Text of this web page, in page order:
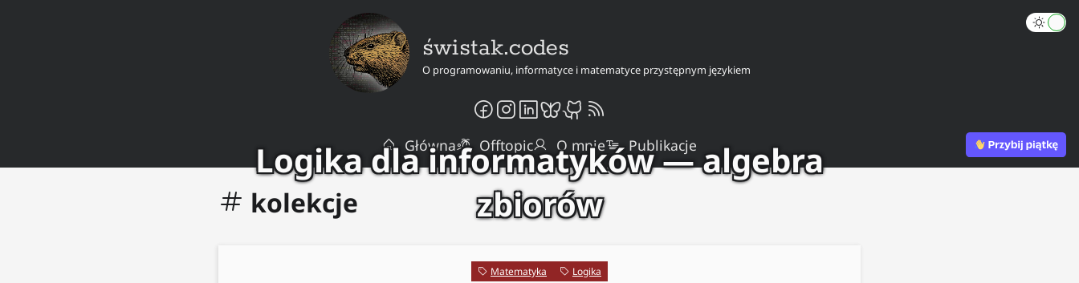
świstak.codes
O programowaniu, informatyce i matematyce przystępnym językiem
Główna Offtopic O mnie Publikacje
kolekcje
Logika dla informatyków — algebra
zbiorów
Matematyka Logika